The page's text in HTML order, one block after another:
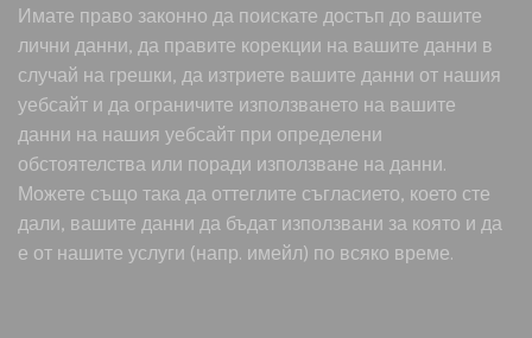
Имате право законно да поискате достъп до вашите
лични данни, да правите корекции на вашите данни в
случай на грешки, да изтриете вашите данни от нашия
уебсайт и да ограничите използването на вашите
данни на нашия уебсайт при определени
обстоятелства или поради използване на данни.
Можете също така да оттеглите съгласието, което сте
дали, вашите данни да бъдат използвани за която и да
е от нашите услуги (напр. имейл) по всяко време.